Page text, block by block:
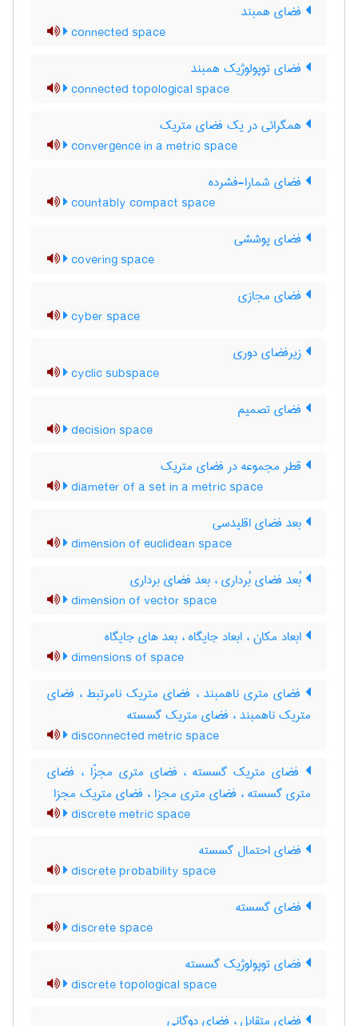
فضای همبند
connected space
فضای توپولوژیک همبند
connected topological space
همگرائی در یک فضای متریک
convergence in a metric space
فضای شمارا-فشرده
countably compact space
فضای پوششی
covering space
فضای مجازی
cyber space
زیرفضای دوری
cyclic subspace
فضای تصمیم
decision space
قطر مجموعه در فضای متریک
diameter of a set in a metric space
بعد فضای اقلیدسی
dimension of euclidean space
بُعد فضای بُرداری ، بعد فضای برداری
dimension of vector space
ابعاد مکان ، ابعاد جایگاه ، بعد های جایگاه
dimensions of space
فضای متری ناهمبند ، فضای متریک نامرتبط ، فضای
متریک ناهمبند ، فضای متریک گسسته
disconnected metric space
فضای متریک گسسته ، فضای متری مجزّا ، فضای
متری گسسته ، فضای متری مجزا ، فضای متریک مجزا
discrete metric space
فضای احتمال گسسته
discrete probability space
فضای گسسته
discrete space
فضای توپولوژیک گسسته
discrete topological space
فضای متقابل ، فضای دوگانی